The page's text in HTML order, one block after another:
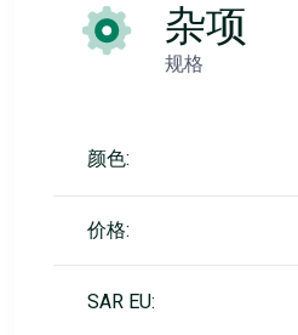
杂项
规格
颜色:
价格:
SAR EU: